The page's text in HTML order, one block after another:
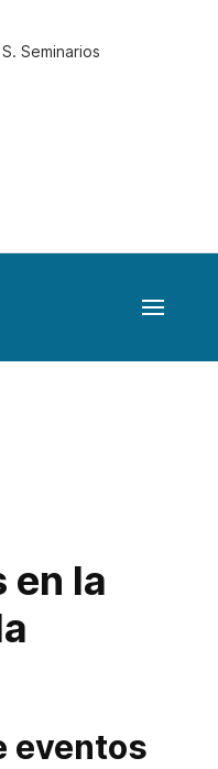
S. Seminarios
en la
eventos